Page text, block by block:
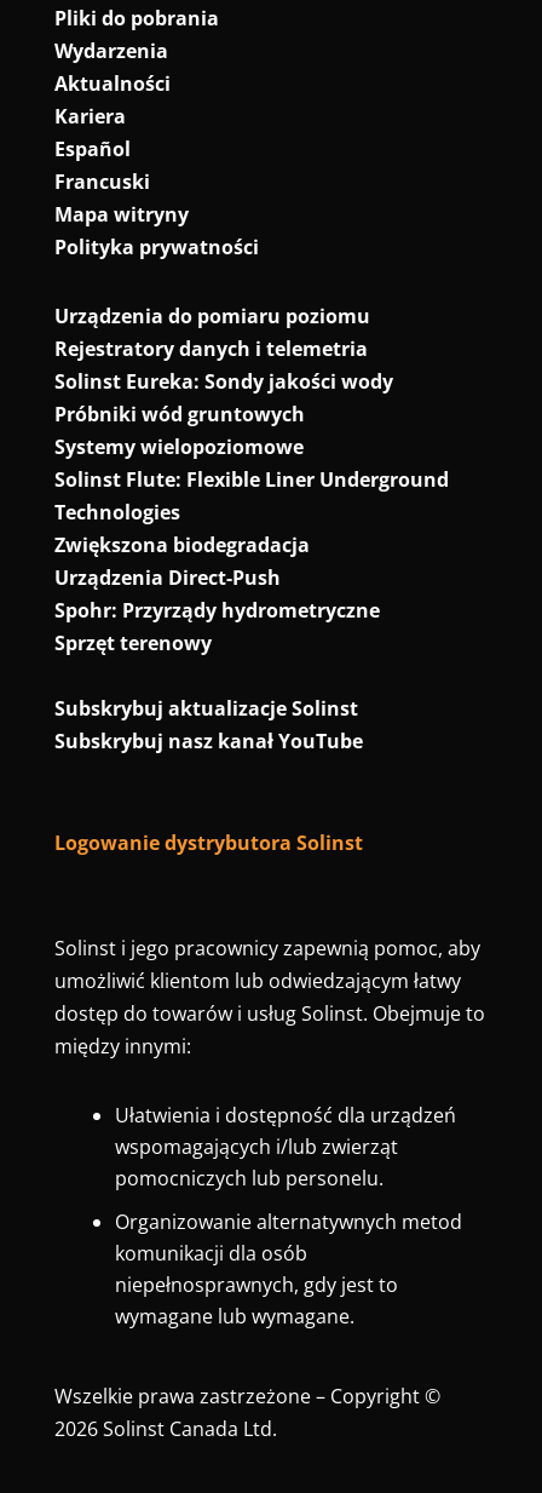
Pliki do pobrania
Wydarzenia
Aktualności
Kariera
Español
Francuski
Mapa witryny
Polityka prywatności
Urządzenia do pomiaru poziomu
Rejestratory danych i telemetria
Solinst Eureka: Sondy jakości wody
Próbniki wód gruntowych
Systemy wielopoziomowe
Solinst Flute: Flexible Liner Underground
Technologies
Zwiększona biodegradacja
Urządzenia Direct-Push
Spohr: Przyrządy hydrometryczne
Sprzęt terenowy
Subskrybuj aktualizacje Solinst
Subskrybuj nasz kanał YouTube
Logowanie dystrybutora Solinst
Solinst i jego pracownicy zapewnią pomoc, aby
umożliwić klientom lub odwiedzającym łatwy
dostęp do towarów i usług Solinst. Obejmuje to
między innymi:
Ułatwienia i dostępność dla urządzeń
wspomagających i/lub zwierząt
pomocniczych lub personelu.
Organizowanie alternatywnych metod
komunikacji dla osób
niepełnosprawnych, gdy jest to
wymagane lub wymagane.
Wszelkie prawa zastrzeżone – Copyright ©
2026 Solinst Canada Ltd.